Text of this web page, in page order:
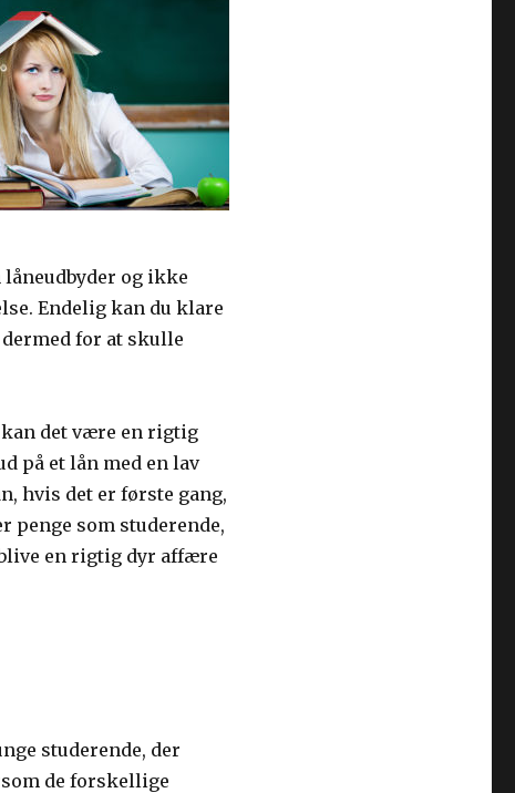
og ikke
Endelig kan du klare
for at skulle
kan det være en rigtig
på et lån med en lav
hvis det er første gang,
penge som studerende,
en rigtig dyr affære
studerende, der
de forskellige